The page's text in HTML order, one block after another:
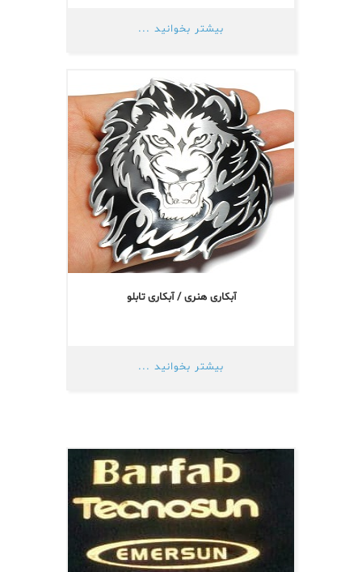
بیشتر بخوانید ...
آبکاری هنری / آبکاری تابلو
بیشتر بخوانید ...